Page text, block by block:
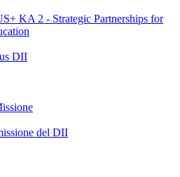
KA 2 - Strategic Partnerships for
DII
del DII